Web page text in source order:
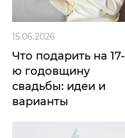
15.06.2026
Что подарить на 17-
ю годовщину
свадьбы: идеи и
варианты